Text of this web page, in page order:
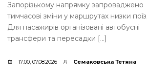
Запорізькому напрямку запроваджено
тимчасові зміни у маршрутах низки
Для пасажирів організовані автобусні
трансфери та пересадки […]
17:00, 07.08.2026 Семаковська Тетяна